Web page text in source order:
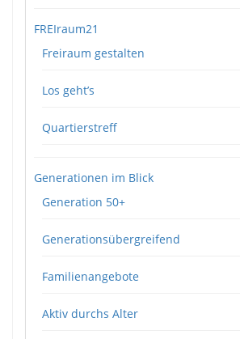
FREIraum21
Freiraum gestalten
Los geht’s
Quartierstreff
Generationen im Blick
Generation 50+
Generationsübergreifend
Familienangebote
Aktiv durchs Alter